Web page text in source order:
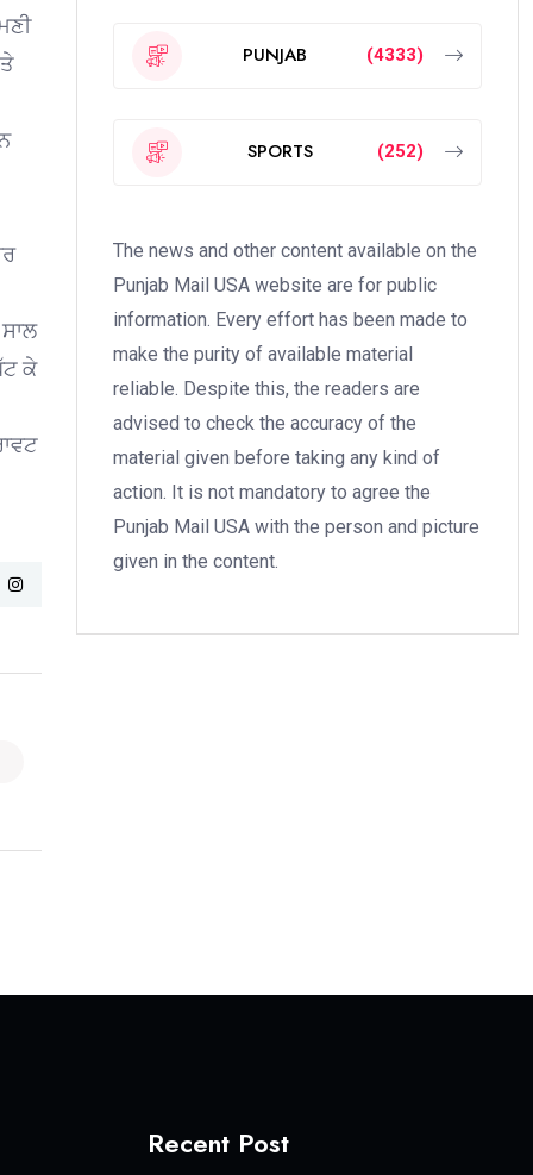
ਕੇ
PUNJAB (4333)
SPORTS (252)
The news and other content available on the
Punjab Mail USA website are for public
information. Every effort has been made to
make the purity of available material
reliable. Despite this, the readers are
advised to check the accuracy of the
material given before taking any kind of
action. It is not mandatory to agree the
Punjab Mail USA with the person and picture
given in the content.
Recent Post